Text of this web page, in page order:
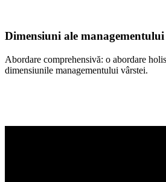
Dimensiuni ale
Abordare comprehensivă: o abordare
dimensiunile managementului vârstei.